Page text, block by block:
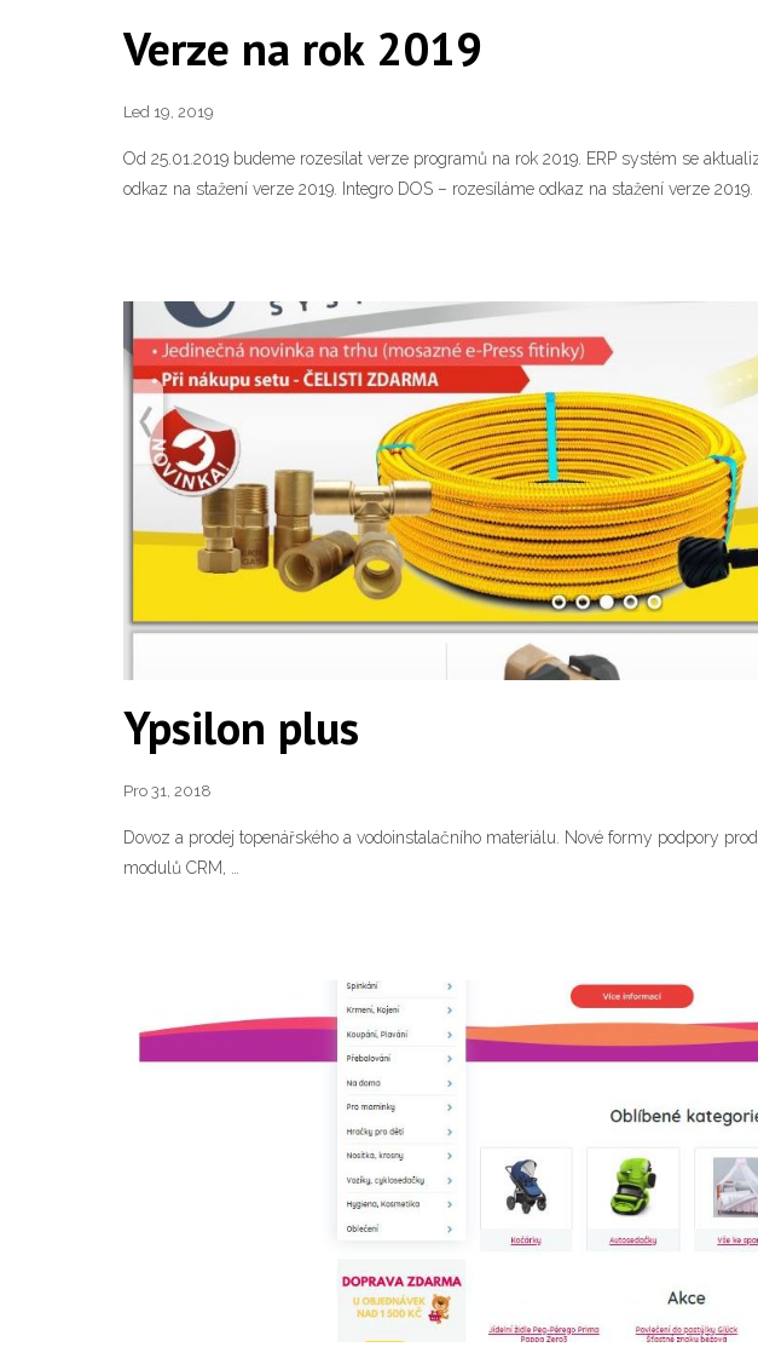
Verze na rok 2019
Led 19, 2019
Od 25.01.2019 budeme rozesílat verze programů na rok 2019. ERP systém se
odkaz na stažení verze 2019. Integro DOS – rozesíláme odkaz na stažení verze 2019.
Ypsilon plus
Pro 31, 2018
Dovoz a prodej topenářského a vodoinstalačního materiálu. Nové formy podpory
modulů CRM, …